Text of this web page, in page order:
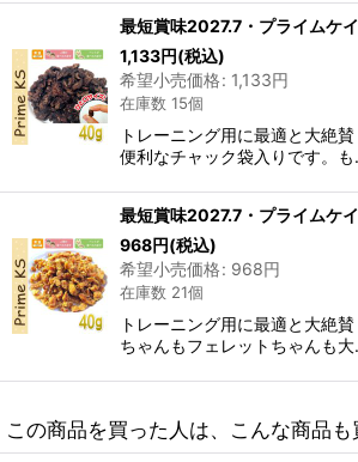
最短賞味2027.7・プライムケ
1,133円(税込)
希望小売価格: 1,133円
在庫数 15個
トレーニング用に最適と大絶
便利なチャック袋入りです。
最短賞味2027.7・プライムケ
968円(税込)
希望小売価格: 968円
在庫数 21個
トレーニング用に最適と大絶
ちゃんもフェレットちゃんも
この商品を買った人は、こんな商品